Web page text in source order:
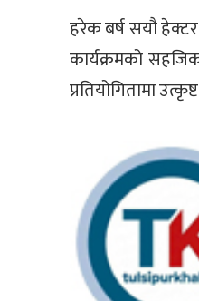
हरेक बर्ष सयौ
कार्यक्रमको
प्रतियोगितामा